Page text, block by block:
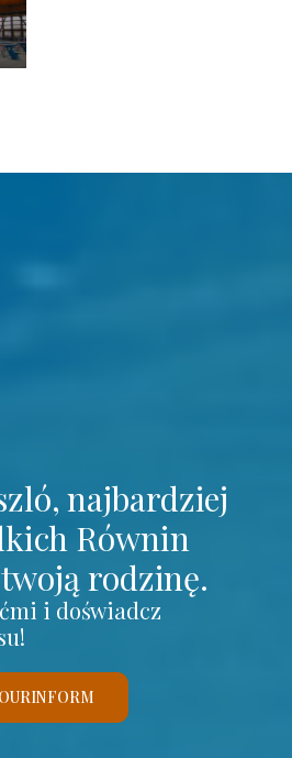
najbardziej
Równin
rodzinę.
i doświadcz